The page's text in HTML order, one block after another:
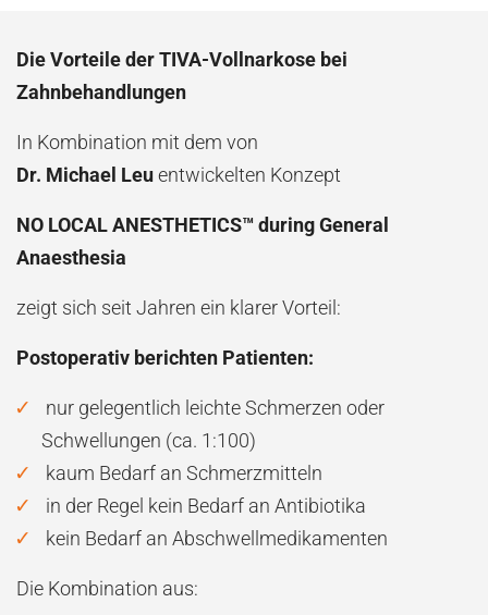
Die Vorteile der TIVA-Vollnarkose bei
Zahnbehandlungen
In Kombination mit dem von
Dr. Michael Leu entwickelten Konzept
NO LOCAL ANESTHETICS™ during General
Anaesthesia
zeigt sich seit Jahren ein klarer Vorteil:
Postoperativ berichten Patienten:
nur gelegentlich leichte Schmerzen oder
Schwellungen (ca. 1:100)
kaum Bedarf an Schmerzmitteln
in der Regel kein Bedarf an Antibiotika
kein Bedarf an Abschwellmedikamenten
Die Kombination aus: